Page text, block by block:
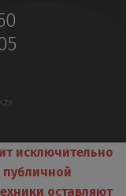
исключительно
публичной
оставляют